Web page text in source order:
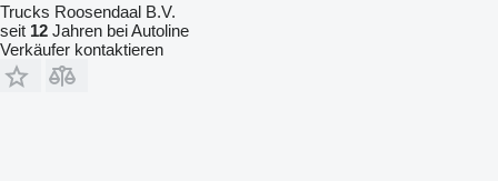
Trucks Roosendaal B.V.
seit 12 Jahren bei Autoline
Verkäufer kontaktieren